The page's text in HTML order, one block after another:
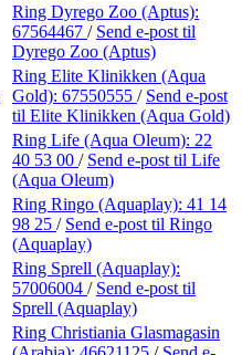
Ring Dyrego Zoo (Aptus):
67564467 / Send e-post til
Dyrego Zoo (Aptus)
Ring Elite Klinikken (Aqua
Gold): 67550555 / Send e-post
til Elite Klinikken (Aqua Gold)
Ring Life (Aqua Oleum): 22
40 53 00 / Send e-post til Life
(Aqua Oleum)
Ring Ringo (Aquaplay): 41 14
98 25 / Send e-post til Ringo
(Aquaplay)
Ring Sprell (Aquaplay):
57006004 / Send e-post til
Sprell (Aquaplay)
Ring Christiania Glasmagasin